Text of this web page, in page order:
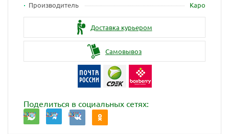
Производитель
Каро
Доставка курьером
Самовывоз
Поделиться в социальных сетях: